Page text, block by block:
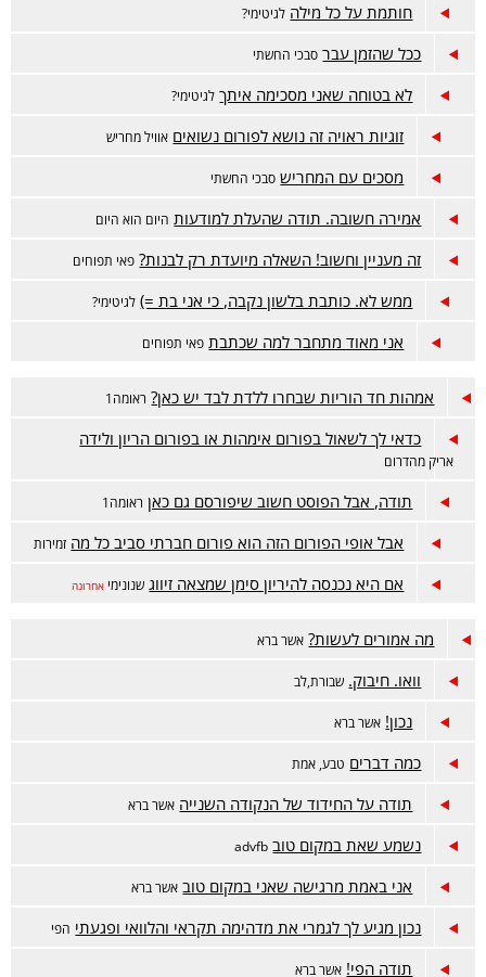
חותמת על כל מילה לגיטימי?
ככל שהזמן עבר סבכי החשתי
לא בטוחה שאני מסכימה איתך לגיטימי?
זוגיות ראויה זה נושא לפורום נשואים אוויל מחריש
מסכים עם המחריש סבכי החשתי
אמירה חשובה. תודה שהעלת למודעות היום הוא היום
זה מעניין וחשוב! השאלה מיועדת רק לבנות? פאי תפוחים
ממש לא. כותבת בלשון נקבה, כי אני בת =) לגיטימי?
אני מאוד מתחבר למה שכתבת פאי תפוחים
אמהות חד הוריות שבחרו ללדת לבד יש כאן? ראומה1
כדאי לך לשאול בפורום אימהות או בפורום הריון ולידה
אריק מהדרום
תודה, אבל הפוסט חשוב שיפורסם גם כאן ראומה1
אבל אופי הפורום הזה הוא פורום חברתי סביב כל מה זמירות
אם היא נכנסה להיריון סימן שמצאה זיווג שנונימי אחרונה
מה אמורים לעשות? אשר ברא
וואו. חיבוק. שבורת,לב
נכון! אשר ברא
כמה דברים טבע, אמת
תודה על החידוד של הנקודה השנייה אשר ברא
נשמע שאת במקום טוב advfb
אני באמת מרגישה שאני במקום טוב אשר ברא
נכון מגיע לך לגמרי את מדהימה תקראי והלוואי ופגעתי הפי
תודה הפי! אשר ברא